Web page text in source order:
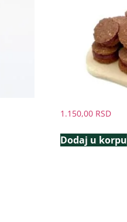
1.150,00 RSD
Dodaj u korpu